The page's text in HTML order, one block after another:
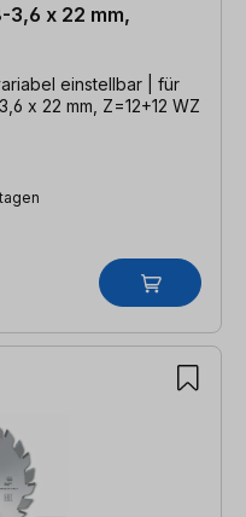
3,6 x 22 mm,
einstellbar | für
x 22 mm, Z=12+12 WZ